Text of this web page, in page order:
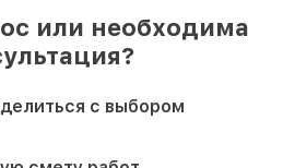
или необходима
с выбором